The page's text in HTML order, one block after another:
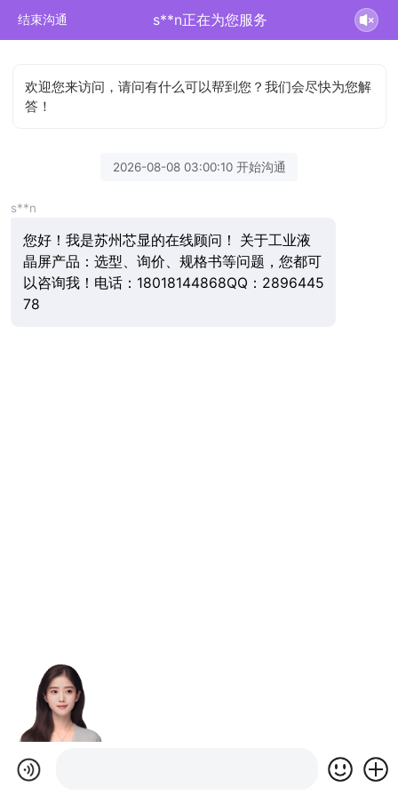
结束沟通 s**n正在为您服务
欢迎您来访问，请问有什么可以帮到您？我们会尽快为您解
答！
2026-08-08 03:00:10 开始沟通
s**n
您好！我是苏州芯显的在线顾问！ 关于工业液
晶屏产品：选型、询价、规格书等问题，您都可
以咨询我！电话：18018144868QQ：2896445
78